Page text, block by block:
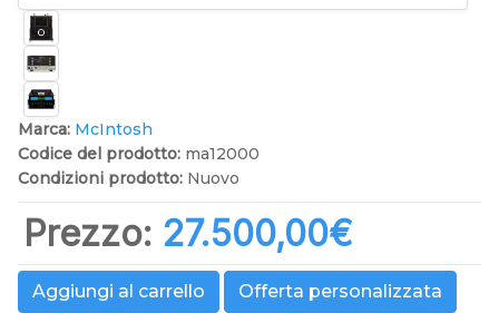
Marca: McIntosh
Codice del prodotto: ma12000
Condizioni prodotto: Nuovo
Prezzo: 27.500,00‎€
Aggiungi al carrello Offerta personalizzata